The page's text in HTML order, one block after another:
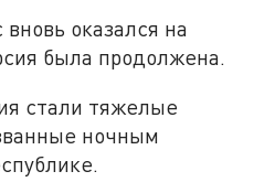
вновь оказался на
была продолжена.
стали тяжелые
ночным